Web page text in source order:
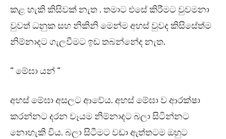
කළ හැකි කිසිවක් නැත . තමාට එසේ කිරීමට වුවමනා
වුවත් ධනුක සහ නිකිනි මෙන්ම අහස් වුවද කිසිසේත්ම
නිම්නාදට ගැලවීමට ඉඩ තබන්නේද නැත.
” මේඝා යන් ”
අහස් මේඝා අසලට ආවේය. අහස් මේඝා ව ආරක්ෂා
කරන්නට දරන වෑයම නිම්නාදට බලා සිටින්නට
නොහැකි විය. බලා සිටීමට වඩා ඇත්තටම ඔහුට